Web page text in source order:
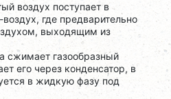
воздух поступает в
где предварительно
выходящим из
сжимает газообразный
его через конденсатор, в
в жидкую фазу под